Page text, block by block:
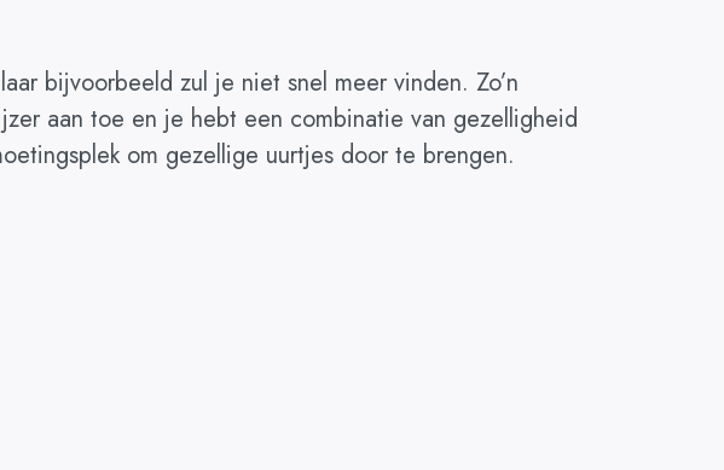
bijvoorbeeld zul je niet snel meer vinden. Zo’n
aan toe en je hebt een combinatie van gezelligheid
om gezellige uurtjes door te brengen.